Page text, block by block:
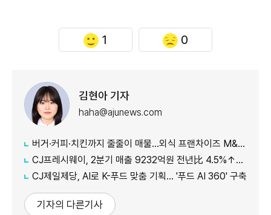
1 0
김현아 기자
haha@ajunews.com
버거·커피·치킨까지 줄줄이 매물…외식 프랜차이즈 M&A '활기'
CJ프레시웨이, 2분기 매출 9232억원 전년比 4.5%↑…'식봄' 성장세 뚜렷
CJ제일제당, AI로 K-푸드 맞춤 기획… '푸드 AI 360' 구축
기자의 다른기사